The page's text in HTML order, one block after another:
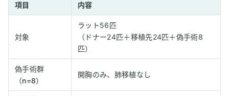
項目 内容
対象
ラット56匹
（ドナー24匹＋移植先24匹＋偽手術8
匹）
偽手術群
（n=8）
開胸のみ、肺移植なし